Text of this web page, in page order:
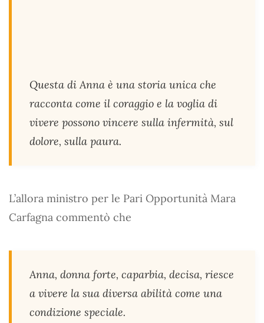
Questa di Anna è una storia unica che
racconta come il coraggio e la voglia di
vivere possono vincere sulla infermità, sul
dolore, sulla paura.
L’allora ministro per le Pari Opportunità Mara
Carfagna commentò che
Anna, donna forte, caparbia, decisa, riesce
a vivere la sua diversa abilità come una
condizione speciale.